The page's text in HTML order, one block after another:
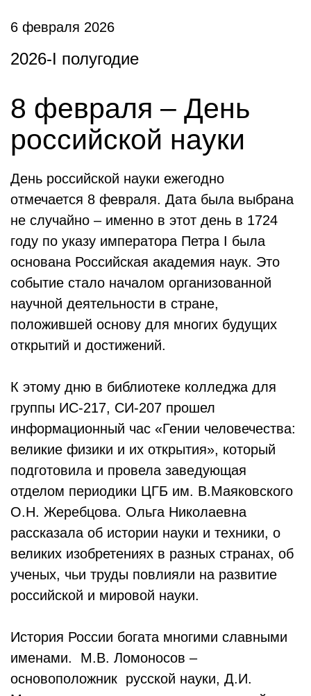
6 февраля 2026
2026-I полугодие
8 февраля – День
российской науки
День российской науки ежегодно
отмечается 8 февраля. Дата была выбрана
не случайно – именно в этот день в 1724
году по указу императора Петра I была
основана Российская академия наук. Это
событие стало началом организованной
научной деятельности в стране,
положившей основу для многих будущих
открытий и достижений.
К этому дню в библиотеке колледжа для
группы ИС-217, СИ-207 прошел
информационный час «Гении человечества:
великие физики и их открытия», который
подготовила и провела заведующая
отделом периодики ЦГБ им. В.Маяковского
О.Н. Жеребцова. Ольга Николаевна
рассказала об истории науки и техники, о
великих изобретениях в разных странах, об
ученых, чьи труды повлияли на развитие
российской и мировой науки.
История России богата многими славными
именами. М.В. Ломоносов –
основоположник русской науки, Д.И.